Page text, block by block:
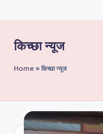
किच्छा न्यूज
Home » किच्छा न्यूज